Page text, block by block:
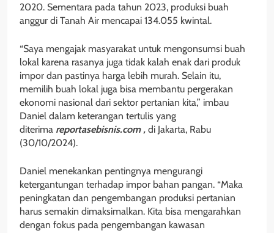
2020. Sementara pada tahun 2023, produksi buah
anggur di Tanah Air mencapai 134.055 kwintal.
“Saya mengajak masyarakat untuk mengonsumsi buah
lokal karena rasanya juga tidak kalah enak dari produk
impor dan pastinya harga lebih murah. Selain itu,
memilih buah lokal juga bisa membantu pergerakan
ekonomi nasional dari sektor pertanian kita,” imbau
Daniel dalam keterangan tertulis yang
diterima reportasebisnis.com , di Jakarta, Rabu
(30/10/2024).
Daniel menekankan pentingnya mengurangi
ketergantungan terhadap impor bahan pangan. “Maka
peningkatan dan pengembangan produksi pertanian
harus semakin dimaksimalkan. Kita bisa mengarahkan
dengan fokus pada pengembangan kawasan